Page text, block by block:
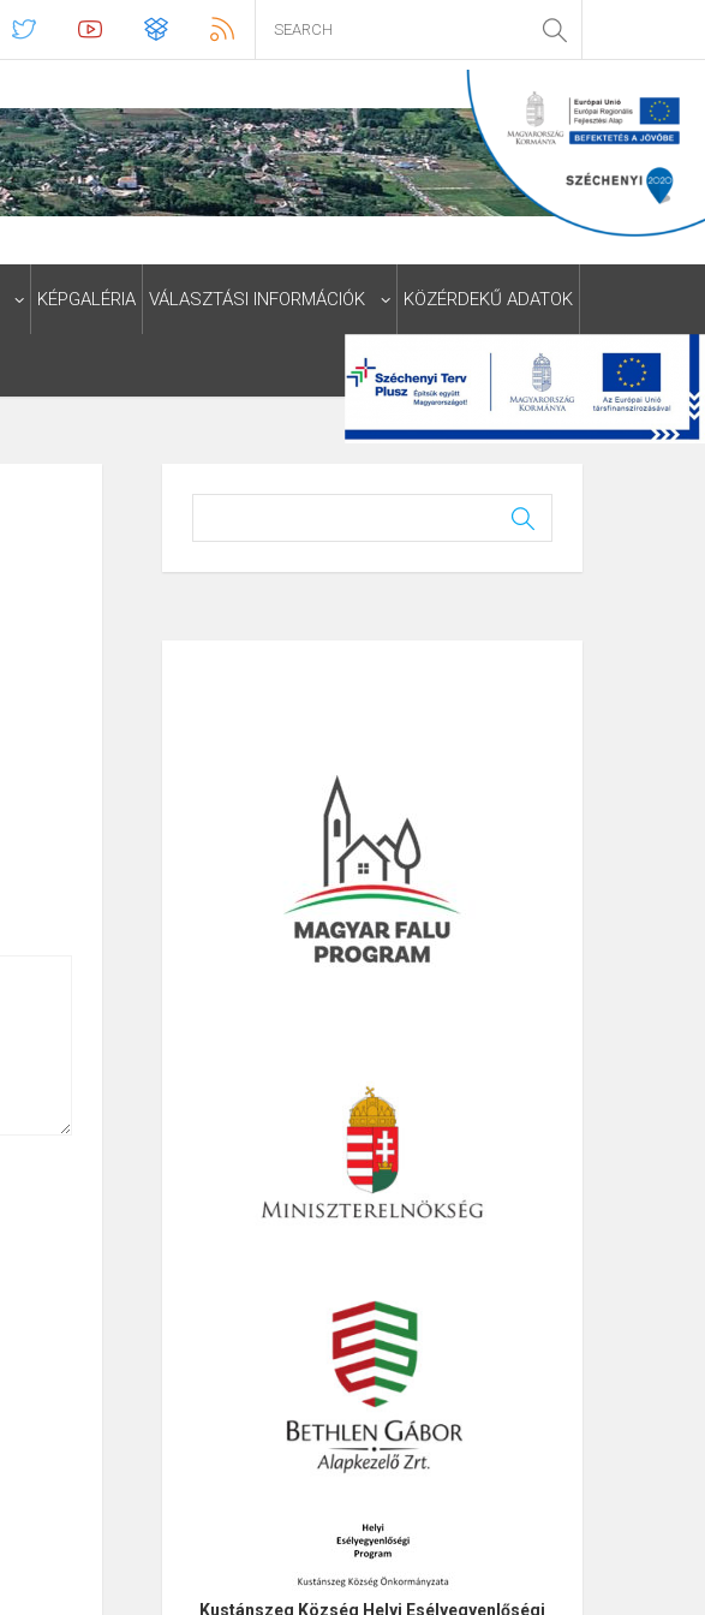
KÉPGALÉRIA VÁLASZTÁSI INFORMÁCIÓK KÖZÉRDEKŰ ADATOK
Kustánszeg Község Helyi Esélyegyenlőségi